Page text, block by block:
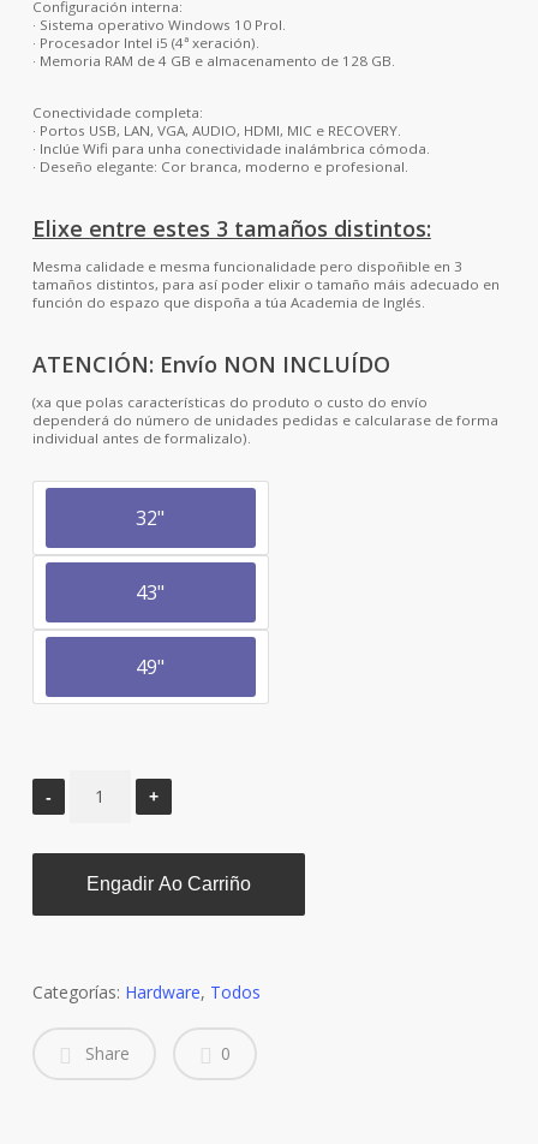
Configuración interna:
· Sistema operativo Windows 10 Prol.
· Procesador Intel i5 (4ª xeración).
· Memoria RAM de 4 GB e almacenamento de 128 GB.
Conectividade completa:
· Portos USB, LAN, VGA, AUDIO, HDMI, MIC e RECOVERY.
· Inclúe Wifi para unha conectividade inalámbrica cómoda.
· Deseño elegante: Cor branca, moderno e profesional.
Elixe entre estes 3 tamaños distintos:
Mesma calidade e mesma funcionalidade pero dispoñible en 3
tamaños distintos, para así poder elixir o tamaño máis adecuado en
función do espazo que dispoña a túa Academia de Inglés.
ATENCIÓN: Envío NON INCLUÍDO
(xa que polas características do produto o custo do envío
dependerá do número de unidades pedidas e calcularase de forma
individual antes de formalizalo).
32"
43"
49"
Engadir Ao Carriño
Categorías: Hardware, Todos
Share 0